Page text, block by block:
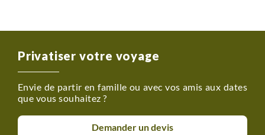
Privatiser votre voyage
Envie de partir en famille ou avec vos amis aux dates
que vous souhaitez ?
Demander un devis